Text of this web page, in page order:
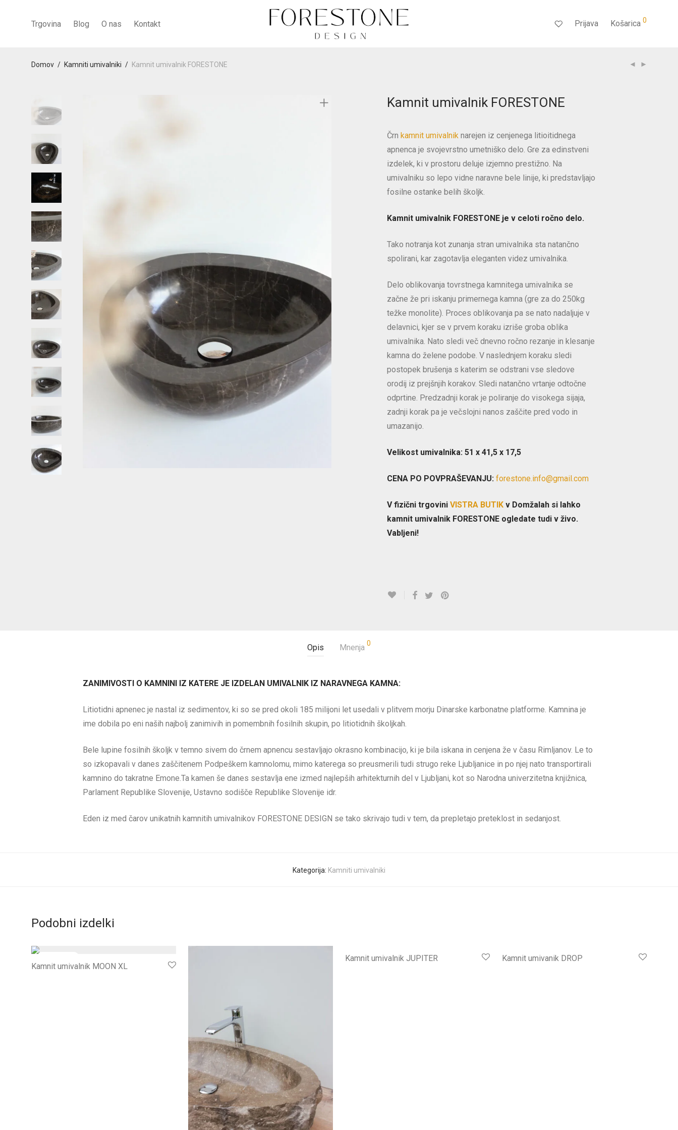
Trgovina Blog O nas Kontakt Prijava Košarica 0
Domov / Kamniti umivalniki / Kamnit umivalnik FORESTONE
Kamnit umivalnik FORESTONE
Črn kamnit umivalnik narejen iz cenjenega litioitidnega
apnenca je svojevrstno umetniško delo. Gre za edinstveni
izdelek, ki v prostoru deluje izjemno prestižno. Na
umivalniku so lepo vidne naravne bele linije, ki predstavljajo
fosilne ostanke belih školjk.
Kamnit umivalnik FORESTONE je v celoti ročno delo.
Tako notranja kot zunanja stran umivalnika sta natančno
spolirani, kar zagotavlja eleganten videz umivalnika.
Delo oblikovanja tovrstnega kamnitega umivalnika se
začne že pri iskanju primernega kamna (gre za do 250kg
težke monolite). Proces oblikovanja pa se nato nadaljuje v
delavnici, kjer se v prvem koraku izriše groba oblika
umivalnika. Nato sledi več dnevno ročno rezanje in klesanje
kamna do želene podobe. V naslednjem koraku sledi
postopek brušenja s katerim se odstrani vse sledove
orodij iz prejšnjih korakov. Sledi natančno vrtanje odtočne
odprtine. Predzadnji korak je poliranje do visokega sijaja,
zadnji korak pa je večslojni nanos zaščite pred vodo in
umazanijo.
Velikost umivalnika: 51 x 41,5 x 17,5
CENA PO POVPRAŠEVANJU: forestone.info@gmail.com
V fizični trgovini VISTRA BUTIK v Domžalah si lahko
kamnit umivalnik FORESTONE ogledate tudi v živo.
Vabljeni!
Opis Mnenja 0
ZANIMIVOSTI O KAMNINI IZ KATERE JE IZDELAN UMIVALNIK IZ NARAVNEGA KAMNA:
Litiotidni apnenec je nastal iz sedimentov, ki so se pred okoli 185 milijoni let usedali v plitvem morju Dinarske karbonatne platforme. Kamnina je
ime dobila po eni naših najbolj zanimivih in pomembnih fosilnih skupin, po litiotidnih školjkah.
Bele lupine fosilnih školjk v temno sivem do črnem apnencu sestavljajo okrasno kombinacijo, ki je bila iskana in cenjena že v času Rimljanov. Le to
so izkopavali v danes zaščitenem Podpeškem kamnolomu, mimo katerega so preusmerili tudi strugo reke Ljubljanice in po njej nato transportirali
kamnino do takratne Emone.Ta kamen še danes sestavlja ene izmed najlepših arhitekturnih del v Ljubljani, kot so Narodna univerzitetna knjižnica,
Parlament Republike Slovenije, Ustavno sodišče Republike Slovenije idr.
Eden iz med čarov unikatnih kamnitih umivalnikov FORESTONE DESIGN se tako skrivajo tudi v tem, da prepletajo preteklost in sedanjost.
Kategorija: Kamniti umivalniki
Podobni izdelki
Kamnit umivalnik MOON XL
Kamnit umivalnik JUPITER Kamnit umivanik DROP